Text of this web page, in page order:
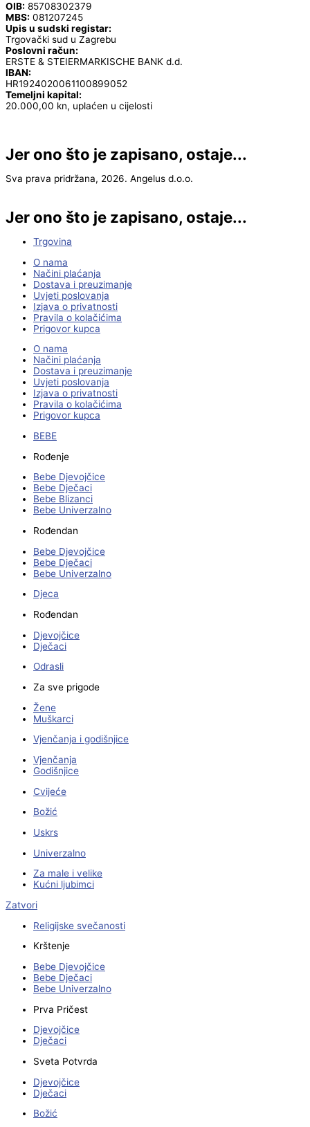
OIB: 85708302379
MBS: 081207245
Upis u sudski registar:
Trgovački sud u Zagrebu
Poslovni račun:
ERSTE & STEIERMARKISCHE BANK d.d.
IBAN:
HR1924020061100899052
Temeljni kapital:
20.000,00 kn, uplaćen u cijelosti
Jer ono što je zapisano, ostaje...
Sva prava pridržana, 2026. Angelus d.o.o.
Jer ono što je zapisano, ostaje...
Trgovina
O nama
Načini plaćanja
Dostava i preuzimanje
Uvjeti poslovanja
Izjava o privatnosti
Pravila o kolačićima
Prigovor kupca
O nama
Načini plaćanja
Dostava i preuzimanje
Uvjeti poslovanja
Izjava o privatnosti
Pravila o kolačićima
Prigovor kupca
BEBE
Rođenje
Bebe Djevojčice
Bebe Dječaci
Bebe Blizanci
Bebe Univerzalno
Rođendan
Bebe Djevojčice
Bebe Dječaci
Bebe Univerzalno
Djeca
Rođendan
Djevojčice
Dječaci
Odrasli
Za sve prigode
Žene
Muškarci
Vjenčanja i godišnjice
Vjenčanja
Godišnjice
Cvijeće
Božić
Uskrs
Univerzalno
Za male i velike
Kućni ljubimci
Zatvori
Religijske svečanosti
Krštenje
Bebe Djevojčice
Bebe Dječaci
Bebe Univerzalno
Prva Pričest
Djevojčice
Dječaci
Sveta Potvrda
Djevojčice
Dječaci
Božić